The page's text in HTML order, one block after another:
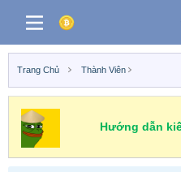
Trang Chủ Thành Viên
Hướng dẫn